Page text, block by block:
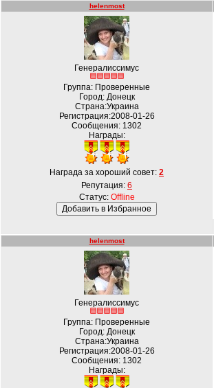
helenmost
Генералиссимус
Группа: Проверенные
Город: Донецк
Страна:Украина
Регистрация:2008-01-26
Сообщения: 1302
Награды:
Награда за хороший совет: 2
Репутация: 6
Статус: Offline
helenmost
Генералиссимус
Группа: Проверенные
Город: Донецк
Страна:Украина
Регистрация:2008-01-26
Сообщения: 1302
Награды: